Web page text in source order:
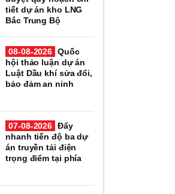
tiết dự án kho LNG
Bắc Trung Bộ
08-08-2026 Quốc
hội thảo luận dự án
Luật Dầu khí sửa đổi,
bảo đảm an ninh
07-08-2026 Đẩy
nhanh tiến độ ba dự
án truyền tải điện
trọng điểm tại phía